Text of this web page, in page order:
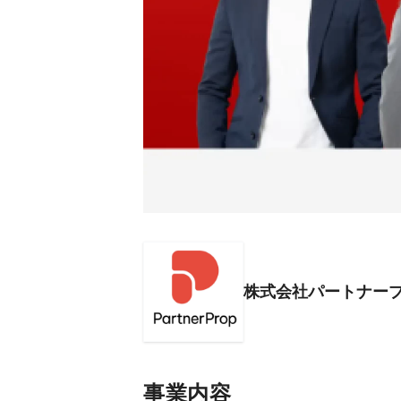
株式会社パートナー
事業内容